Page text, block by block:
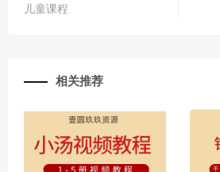
儿童课程
相关推荐